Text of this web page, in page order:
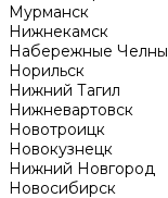
Мурманск
Нижнекамск
Набережные Челны
Норильск
Нижний Тагил
Нижневартовск
Новотроицк
Новокузнецк
Нижний Новгород
Новосибирск